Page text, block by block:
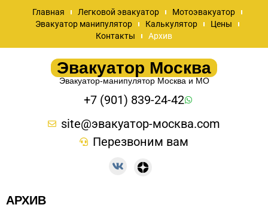
Главная Легковой эвакуатор
Мотоэвакуатор
Эвакуатор манипулятор
Калькулятор
Цены
Контакты
Архив
Эвакуатор Москва
Эвакуатор-манипулятор Москва и МО
+7 (901) 839-24-42
site@эвакуатор-москва.com
Перезвоним вам
АРХИВ